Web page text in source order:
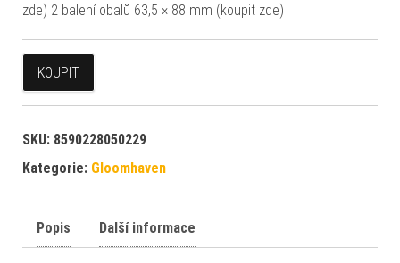
zde) 2 balení obalů 63,5 × 88 mm (koupit zde)
KOUPIT
SKU: 8590228050229
Kategorie: Gloomhaven
Popis Další informace